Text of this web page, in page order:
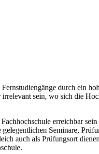
durch ein
sein, wo sich die
erreichbar
Seminare,
auch als Prüfungsort